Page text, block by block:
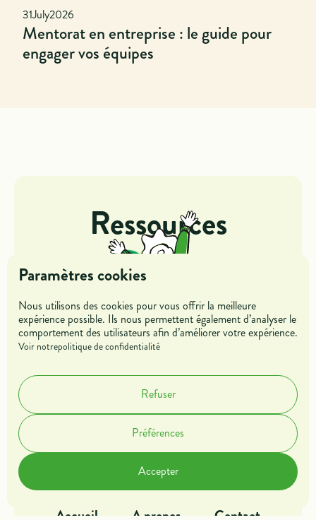
National
31July2026
Mentorat en entreprise : le guide pour
engager vos équipes
Ressources
Jeunes
Entreprises
Mentors &
Parrains
Offres de missions
Rejoindre l'association
Accueil
A propos Contact
Paramètres cookies
Nous utilisons des cookies pour vous offrir la meilleure
expérience possible. Ils nous permettent également d’analyser le
comportement des utilisateurs afin d’améliorer votre expérience.
Voir notrepolitique de confidentialité
Refuser
Préférences
Accepter